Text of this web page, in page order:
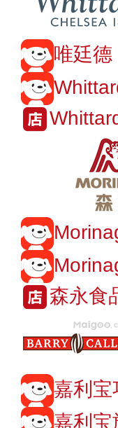
唯廷
森永食
嘉利宝
嘉利宝